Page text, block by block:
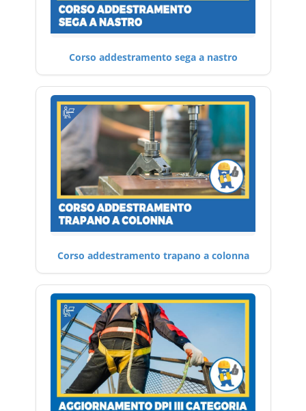
Corso addestramento sega a nastro
Corso addestramento trapano a colonna